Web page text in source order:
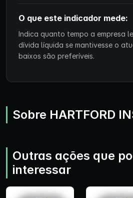
O que este indicador mede:
Indica quanto tempo a empresa
dívida líquida se mantivesse o
baixos são preferíveis.
Sobre HARTFORD
Outras ações que
interessar